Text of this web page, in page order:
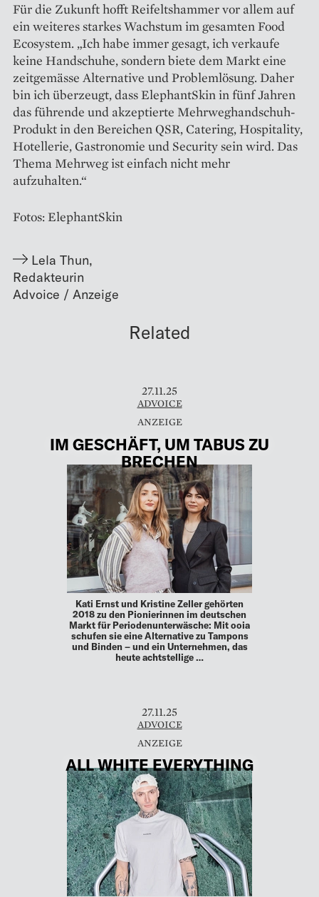
Für die Zukunft hofft Reifeltshammer vor allem auf
ein weiteres starkes Wachstum im gesamten Food
Ecosystem. „Ich habe immer gesagt, ich verkaufe
keine Handschuhe, sondern biete dem Markt eine
zeitgemässe Alternative und Problemlösung. Daher
bin ich überzeugt, dass ElephantSkin in fünf Jahren
das führende und akzeptierte Mehrweghandschuh-
Produkt in den Bereichen QSR, Catering, Hospitality,
Hotellerie, Gastronomie und Security sein wird. Das
Thema Mehrweg ist einfach nicht mehr
aufzuhalten.“
Fotos: ElephantSkin
Lela Thun,
Redakteurin
Related
27.11.25
ADVOICE
IM GESCHÄFT, UM TABUS ZU
BRECHEN
Kati Ernst und Kristine Zeller gehörten
2018 zu den Pionierinnen im deutschen
Markt für Periodenunterwäsche: Mit ooia
schufen sie eine Alternative zu Tampons
und Binden – und ein Unternehmen, das
heute achtstellige …
27.11.25
ADVOICE
ALL WHITE EVERYTHING